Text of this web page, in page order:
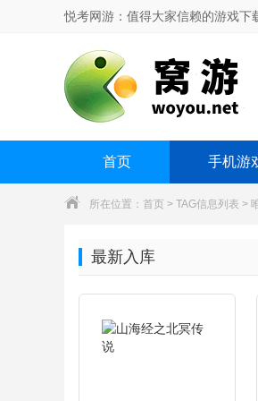
悦考网游：值得大家信赖的游戏下
首页 手机游
所在位置： 首页 > TAG信息列表 >
最新入库